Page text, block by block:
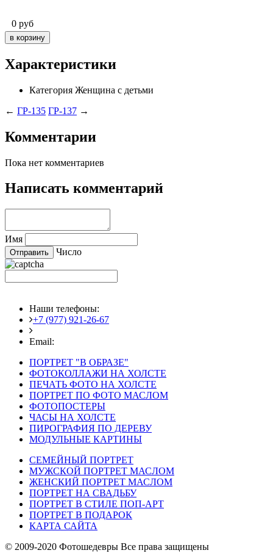
0 руб
Характеристики
Категория Женщина с детьми
← ГР-135 ГР-137 →
Комментарии
Пока нет комментариев
Написать комментарий
Имя
Число
Наши телефоны:
+7 (977) 921-26-67
Email:
ПОРТРЕТ "В ОБРАЗЕ"
ФОТОКОЛЛАЖИ НА ХОЛСТЕ
ПЕЧАТЬ ФОТО НА ХОЛСТЕ
ПОРТРЕТ ПО ФОТО МАСЛОМ
ФОТОПОСТЕРЫ
ЧАСЫ НА ХОЛСТЕ
ПИРОГРАФИЯ ПО ДЕРЕВУ
МОДУЛЬНЫЕ КАРТИНЫ
СЕМЕЙНЫЙ ПОРТРЕТ
МУЖСКОЙ ПОРТРЕТ МАСЛОМ
ЖЕНСКИЙ ПОРТРЕТ МАСЛОМ
ПОРТРЕТ НА СВАДЬБУ
ПОРТРЕТ В СТИЛЕ ПОП-АРТ
ПОРТРЕТ В ПОДАРОК
КАРТА САЙТА
© 2009-2020 Фотошедевры Все права защищены